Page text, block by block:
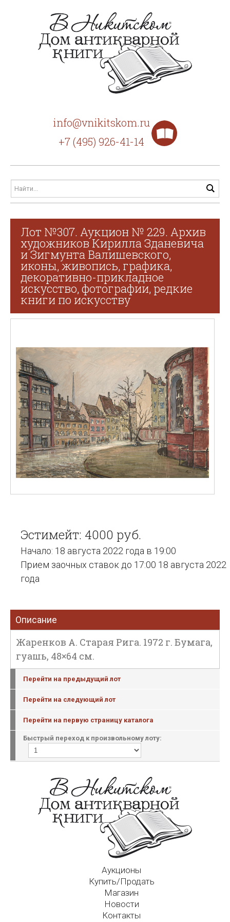
info@vnikitskom.ru
+7 (495) 926-41-14
Лот №307. Аукцион № 229. Архив
художников Кирилла Зданевича
и Зигмунта Валишевского,
иконы, живопись, графика,
декоративно-прикладное
искусство, фотографии, редкие
книги по искусству
Эстимейт: 4000 руб.
Начало: 18 августа 2022 года в 19:00
Прием заочных ставок до 17:00 18 августа 2022
года
Описание
Жаренков А. Старая Рига. 1972 г. Бумага,
гуашь, 48×64 см.
Перейти на предыдущий лот
Перейти на следующий лот
Перейти на первую страницу каталога
Быстрый переход к произвольному лоту:
Аукционы
Купить/Продать
Магазин
Новости
Контакты